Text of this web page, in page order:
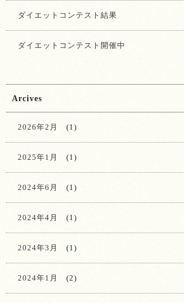
ダイエットコンテスト結果
ダイエットコンテスト開催中
Arcives
2026年2月 (1)
2025年1月 (1)
2024年6月 (1)
2024年4月 (1)
2024年3月 (1)
2024年1月 (2)